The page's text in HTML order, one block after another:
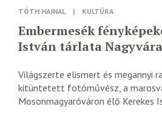
TÓTH HAJNAL | KULTÚRA
Embermesék
István tárlata
Világszerte elismert és megannyi
kitüntetett fotóművész, a
Mosonmagyaróváron élő Kerekes